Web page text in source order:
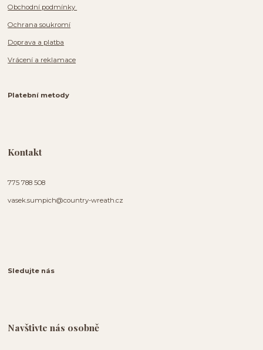
Obchodní podmínky
Ochrana soukromí
Doprava a platba
Vrácení a reklamace
Platební metody
Kontakt
775 788 508
vasek.sumpich@country-wreath.cz
Sledujte nás
Navštivte nás osobně